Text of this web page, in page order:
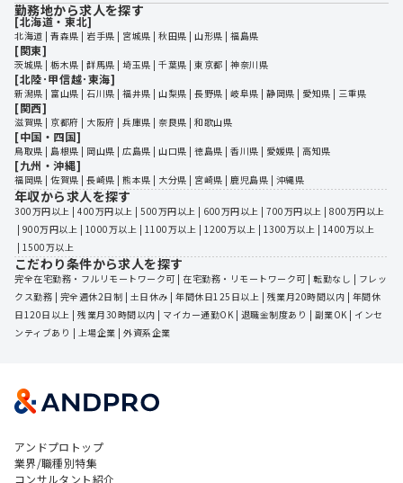
勤務地から求人を探す
[北海道・東北]
北海道 | 青森県 | 岩手県 | 宮城県 | 秋田県 | 山形県 | 福島県
[関東]
茨城県 | 栃木県 | 群馬県 | 埼玉県 | 千葉県 | 東京都 | 神奈川県
[北陸･甲信越･東海]
新潟県 | 富山県 | 石川県 | 福井県 | 山梨県 | 長野県 | 岐阜県 | 静岡県 | 愛知県 | 三重県
[関西]
滋賀県 | 京都府 | 大阪府 | 兵庫県 | 奈良県 | 和歌山県
[中国・四国]
鳥取県 | 島根県 | 岡山県 | 広島県 | 山口県 | 徳島県 | 香川県 | 愛媛県 | 高知県
[九州・沖縄]
福岡県 | 佐賀県 | 長崎県 | 熊本県 | 大分県 | 宮崎県 | 鹿児島県 | 沖縄県
年収から求人を探す
300万円以上 | 400万円以上 | 500万円以上 | 600万円以上 | 700万円以上 | 800万円以上
| 900万円以上 | 1000万以上 | 1100万以上 | 1200万以上 | 1300万以上 | 1400万以上
| 1500万以上
こだわり条件から求人を探す
完全在宅勤務・フルリモートワーク可 | 在宅勤務・リモートワーク可 | 転勤なし | フレッ
クス勤務 | 完全週休2日制 | 土日休み | 年間休日125日以上 | 残業月20時間以内 | 年間休
日120日以上 | 残業月30時間以内 | マイカー通勤OK | 退職金制度あり | 副業OK | インセ
ンティブあり | 上場企業 | 外資系企業
アンドプロトップ
業界/職種別特集
コンサルタント紹介